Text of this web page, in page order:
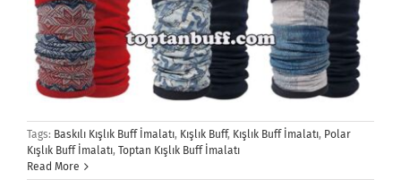
Tags: Baskılı Kışlık Buff İmalatı, Kışlık Buff, Kışlık Buff İmalatı, Polar
Kışlık Buff İmalatı, Toptan Kışlık Buff İmalatı
Read More